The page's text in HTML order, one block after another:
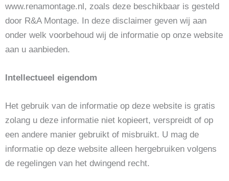
www.renamontage.nl, zoals deze beschikbaar is gesteld
door R&A Montage. In deze disclaimer geven wij aan
onder welk voorbehoud wij de informatie op onze website
aan u aanbieden.
Intellectueel eigendom
Het gebruik van de informatie op deze website is gratis
zolang u deze informatie niet kopieert, verspreidt of op
een andere manier gebruikt of misbruikt. U mag de
informatie op deze website alleen hergebruiken volgens
de regelingen van het dwingend recht.